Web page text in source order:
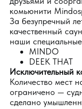
комьюнити
За безупречный
качественный
наши
MINDO
DEEK THAT
Исключительный
Количество мест
ограничено —
сделано